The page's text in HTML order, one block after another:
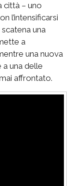
città – uno
l’intensificarsi
una
a
una nuova
a una delle
affrontato.